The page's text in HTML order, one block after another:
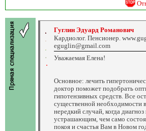
Гуглин Эдуард Романович
Кардиолог. Пенсионер.
eguglin@gmail.com
Уважаемая Елена!
Основное: лечить
доктор поможет подобрать
гипотензивных средств. Все
существенной необходимости
нередкий случай, когда
устрашающим, чем само
покоя и счастья Вам в Новом